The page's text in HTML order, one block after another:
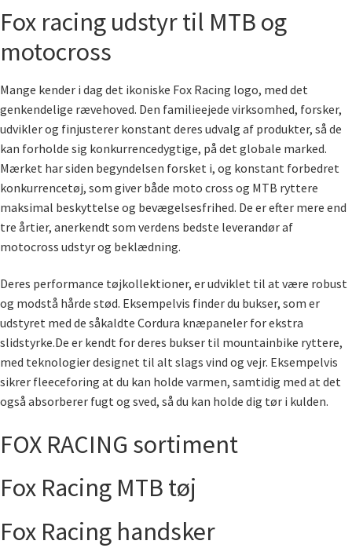
Fox racing udstyr til MTB og
motocross
Mange kender i dag det ikoniske Fox Racing logo, med det
genkendelige rævehoved. Den familieejede virksomhed, forsker,
udvikler og finjusterer konstant deres udvalg af produkter, så de
kan forholde sig konkurrencedygtige, på det globale marked.
Mærket har siden begyndelsen forsket i, og konstant forbedret
konkurrencetøj, som giver både moto cross og MTB ryttere
maksimal beskyttelse og bevægelsesfrihed. De er efter mere end
tre årtier, anerkendt som verdens bedste leverandør af
motocross udstyr og beklædning.
Deres performance tøjkollektioner, er udviklet til at være robust
og modstå hårde stød. Eksempelvis finder du bukser, som er
udstyret med de såkaldte Cordura knæpaneler for ekstra
slidstyrke.De er kendt for deres bukser til mountainbike ryttere,
med teknologier designet til alt slags vind og vejr. Eksempelvis
sikrer fleeceforing at du kan holde varmen, samtidig med at det
også absorberer fugt og sved, så du kan holde dig tør i kulden.
FOX RACING sortiment
Fox Racing MTB tøj
Fox Racing handsker